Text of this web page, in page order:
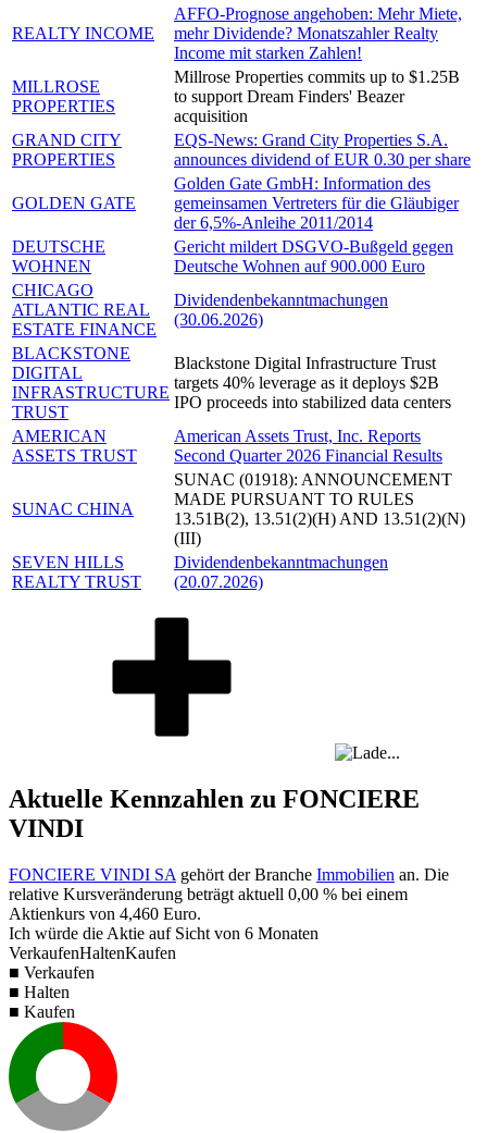
REALTY INCOME
AFFO-Prognose angehoben: Mehr Miete,
mehr Dividende? Monatszahler Realty
Income mit starken Zahlen!
MILLROSE
PROPERTIES
Millrose Properties commits up to $1.25B
to support Dream Finders' Beazer
acquisition
GRAND CITY
PROPERTIES
EQS-News: Grand City Properties S.A.
announces dividend of EUR 0.30 per share
GOLDEN GATE
Golden Gate GmbH: Information des
gemeinsamen Vertreters für die Gläubiger
der 6,5%-Anleihe 2011/2014
DEUTSCHE
WOHNEN
Gericht mildert DSGVO-Bußgeld gegen
Deutsche Wohnen auf 900.000 Euro
CHICAGO
ATLANTIC REAL
ESTATE FINANCE
Dividendenbekanntmachungen
(30.06.2026)
BLACKSTONE
DIGITAL
INFRASTRUCTURE
TRUST
Blackstone Digital Infrastructure Trust
targets 40% leverage as it deploys $2B
IPO proceeds into stabilized data centers
AMERICAN
ASSETS TRUST
American Assets Trust, Inc. Reports
Second Quarter 2026 Financial Results
SUNAC CHINA
SUNAC (01918): ANNOUNCEMENT
MADE PURSUANT TO RULES
13.51B(2), 13.51(2)(H) AND 13.51(2)(N)
(III)
SEVEN HILLS
REALTY TRUST
Dividendenbekanntmachungen
(20.07.2026)
Aktuelle Kennzahlen zu FONCIERE
VINDI
FONCIERE VINDI SA gehört der Branche Immobilien an. Die
relative Kursveränderung beträgt aktuell 0,00 % bei einem
Aktienkurs von 4,460 Euro.
Ich würde die Aktie auf Sicht von 6 Monaten
VerkaufenHaltenKaufen
■ Verkaufen
■ Halten
■ Kaufen